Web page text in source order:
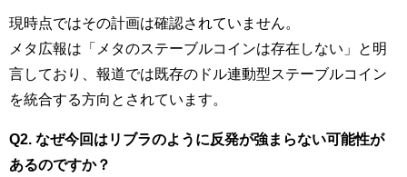
現時点ではその計画は確認されていません。
メタ広報は「メタのステーブルコインは存在しない」と明
言しており、報道では既存のドル連動型ステーブルコイン
を統合する方向とされています。
Q2. なぜ今回はリブラのように反発が強まらない可能性が
あるのですか？